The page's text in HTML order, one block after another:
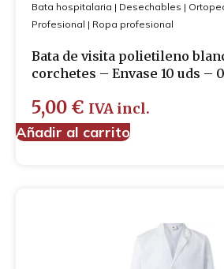
Bata hospitalaria | Desechables |
Profesional | Ropa profesional
Bata de visita polietileno
corchetes – Envase 10 uds –
5,00 € IVA incl.
Añadir al carrito